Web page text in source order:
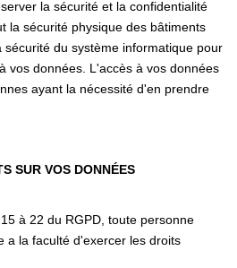
la sécurité et la confidentialité
la sécurité physique des bâtiments
du système informatique pour
vos données. L'accès à vos données
ayant la nécessité d'en prendre
SUR VOS DONNÉES
à 22 du RGPD, toute personne
a la faculté d'exercer les droits